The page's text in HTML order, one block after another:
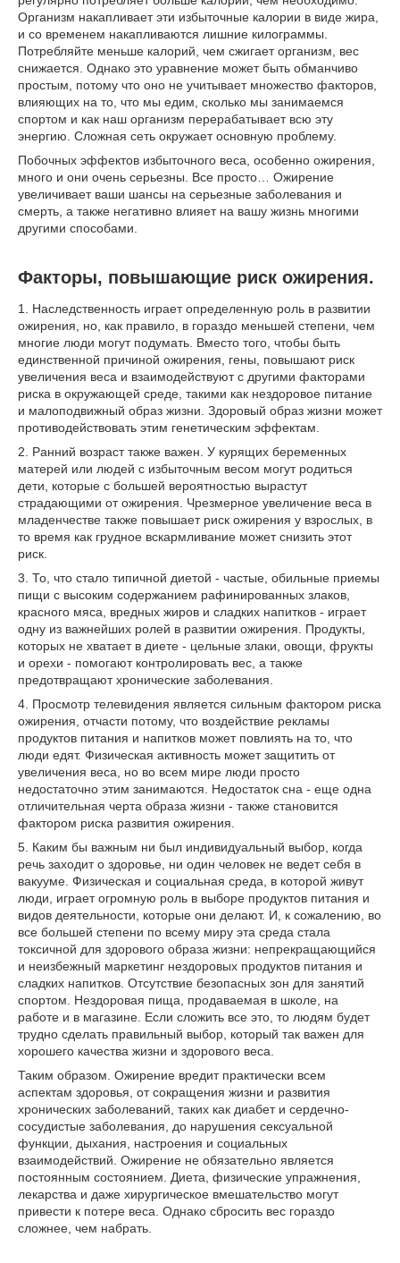
Организм накапливает эти избыточные калории в виде жира,
и со временем накапливаются лишние килограммы.
Потребляйте меньше калорий, чем сжигает организм, вес
снижается. Однако это уравнение может быть обманчиво
простым, потому что оно не учитывает множество факторов,
влияющих на то, что мы едим, сколько мы занимаемся
спортом и как наш организм перерабатывает всю эту
энергию. Сложная сеть окружает основную проблему.
Побочных эффектов избыточного веса, особенно ожирения,
много и они очень серьезны. Все просто… Ожирение
увеличивает ваши шансы на серьезные заболевания и
смерть, а также негативно влияет на вашу жизнь многими
другими способами.
Факторы, повышающие риск ожирения.
1. Наследственность играет определенную роль в развитии
ожирения, но, как правило, в гораздо меньшей степени, чем
многие люди могут подумать. Вместо того, чтобы быть
единственной причиной ожирения, гены, повышают риск
увеличения веса и взаимодействуют с другими факторами
риска в окружающей среде, такими как нездоровое питание
и малоподвижный образ жизни. Здоровый образ жизни может
противодействовать этим генетическим эффектам.
2. Ранний возраст также важен. У курящих беременных
матерей или людей с избыточным весом могут родиться
дети, которые с большей вероятностью вырастут
страдающими от ожирения. Чрезмерное увеличение веса в
младенчестве также повышает риск ожирения у взрослых, в
то время как грудное вскармливание может снизить этот
риск.
3. То, что стало типичной диетой - частые, обильные приемы
пищи с высоким содержанием рафинированных злаков,
красного мяса, вредных жиров и сладких напитков - играет
одну из важнейших ролей в развитии ожирения. Продукты,
которых не хватает в диете - цельные злаки, овощи, фрукты
и орехи - помогают контролировать вес, а также
предотвращают хронические заболевания.
4. Просмотр телевидения является сильным фактором риска
ожирения, отчасти потому, что воздействие рекламы
продуктов питания и напитков может повлиять на то, что
люди едят. Физическая активность может защитить от
увеличения веса, но во всем мире люди просто
недостаточно этим занимаются. Недостаток сна - еще одна
отличительная черта образа жизни - также становится
фактором риска развития ожирения.
5. Каким бы важным ни был индивидуальный выбор, когда
речь заходит о здоровье, ни один человек не ведет себя в
вакууме. Физическая и социальная среда, в которой живут
люди, играет огромную роль в выборе продуктов питания и
видов деятельности, которые они делают. И, к сожалению, во
все большей степени по всему миру эта среда стала
токсичной для здорового образа жизни: непрекращающийся
и неизбежный маркетинг нездоровых продуктов питания и
сладких напитков. Отсутствие безопасных зон для занятий
спортом. Нездоровая пища, продаваемая в школе, на
работе и в магазине. Если сложить все это, то людям будет
трудно сделать правильный выбор, который так важен для
хорошего качества жизни и здорового веса.
Таким образом. Ожирение вредит практически всем
аспектам здоровья, от сокращения жизни и развития
хронических заболеваний, таких как диабет и сердечно-
сосудистые заболевания, до нарушения сексуальной
функции, дыхания, настроения и социальных
взаимодействий. Ожирение не обязательно является
постоянным состоянием. Диета, физические упражнения,
лекарства и даже хирургическое вмешательство могут
привести к потере веса. Однако сбросить вес гораздо
сложнее, чем набрать.